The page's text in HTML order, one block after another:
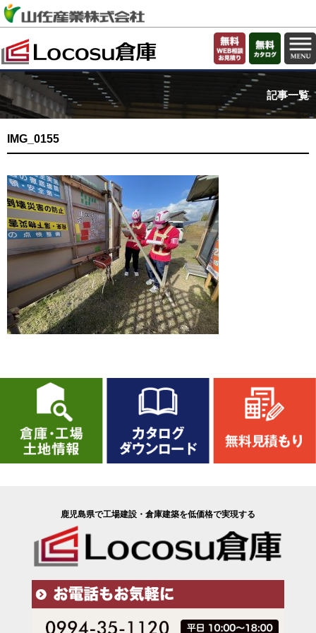
記事一覧
IMG_0155
鹿児島県で工場建設・倉庫建築を低価格で実現する